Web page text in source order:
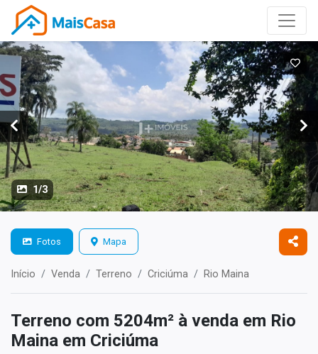
1/3
Fotos Mapa
Início Venda Terreno Criciúma Rio Maina
Terreno com 5204m² à venda em Rio
Maina em Criciúma